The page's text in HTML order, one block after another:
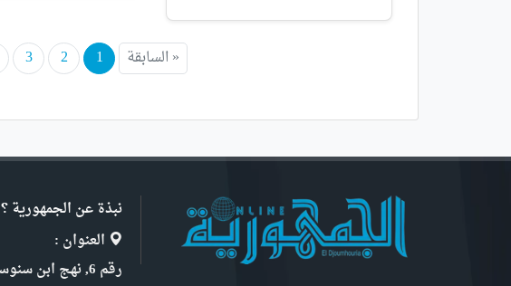
« السابقة 1
2
3
نبذة عن الجمهورية ؟
العنوان :
رقم 6, نهج ابن سنوسي حميدة